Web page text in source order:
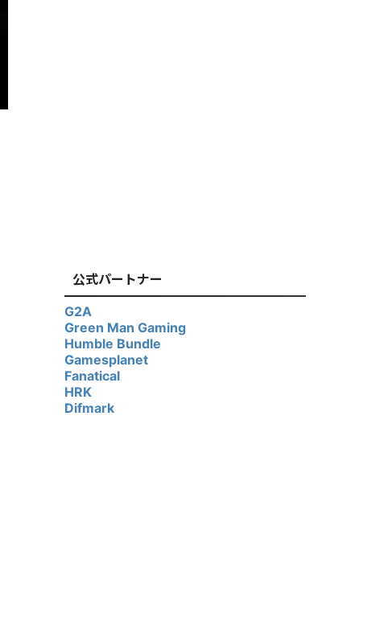
公式パートナー
G2A
Green Man Gaming
Humble Bundle
Gamesplanet
Fanatical
HRK
Difmark